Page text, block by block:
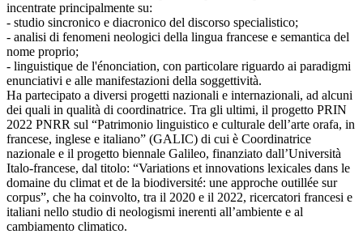
incentrate principalmente su:
- studio sincronico e diacronico del discorso specialistico;
- analisi di fenomeni neologici della lingua francese e semantica del
nome proprio;
- linguistique de l'énonciation, con particolare riguardo ai paradigmi
enunciativi e alle manifestazioni della soggettività.
Ha partecipato a diversi progetti nazionali e internazionali, ad alcuni
dei quali in qualità di coordinatrice. Tra gli ultimi, il progetto PRIN
2022 PNRR sul “Patrimonio linguistico e culturale dell’arte orafa, in
francese, inglese e italiano” (GALIC) di cui è Coordinatrice
nazionale e il progetto biennale Galileo, finanziato dall’Università
Italo-francese, dal titolo: “Variations et innovations lexicales dans le
domaine du climat et de la biodiversité: une approche outillée sur
corpus”, che ha coinvolto, tra il 2020 e il 2022, ricercatori francesi e
italiani nello studio di neologismi inerenti all’ambiente e al
cambiamento climatico.